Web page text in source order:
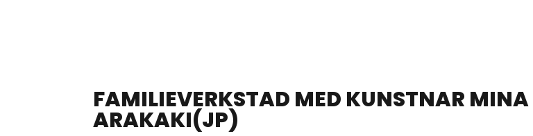
FAMILIEVERKSTAD MED KUNSTNAR MINA
ARAKAKI(JP)